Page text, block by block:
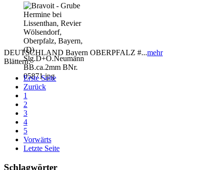
DEUTSCHLAND Bayern OBERPFALZ #...mehr
Blättern:
Erste Seite
Zurück
1
2
3
4
5
Vorwärts
Letzte Seite
Schlagwörter